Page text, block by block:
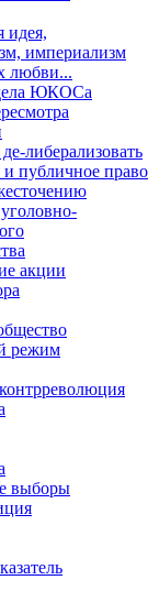
идея,
империализм
любви...
ЮКОСа
либерализовать
публичное право
акции
режим
выборы